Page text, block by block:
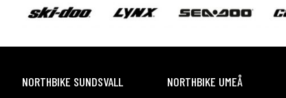
NORTHBIKE SUNDSVALL NORTHBIKE UMEÅ